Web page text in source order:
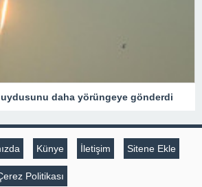
daha yörüngeye gönderdi
Künye İletişim Sitene Ekle
Politikası